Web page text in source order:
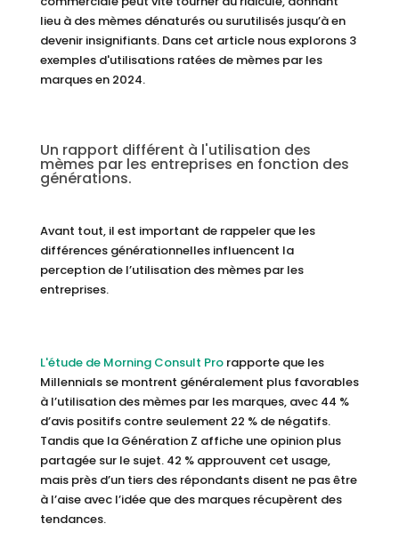
lieu à des mèmes dénaturés ou surutilisés jusqu’à en
devenir insignifiants. Dans cet article nous explorons 3
exemples d'utilisations ratées de mèmes par les
marques en 2024.
Un rapport différent à l'utilisation des
mèmes par les entreprises en fonction des
générations.
Avant tout, il est important de rappeler que les
différences générationnelles influencent la
perception de l’utilisation des mèmes par les
entreprises.
L'étude de Morning Consult Prorapporte que les
Millennials se montrent généralement plus favorables
à l’utilisation des mèmes par les marques, avec 44 %
d’avis positifs contre seulement 22 % de négatifs.
Tandis que la Génération Z affiche une opinion plus
partagée sur le sujet. 42 % approuvent cet usage,
mais près d’un tiers des répondants disent ne pas être
à l’aise avec l’idée que des marques récupèrent des
tendances.